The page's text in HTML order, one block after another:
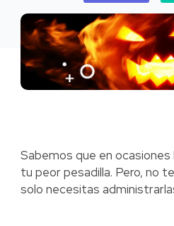
Sabemos que en
tu peor pesadilla. Pero, no
solo necesitas